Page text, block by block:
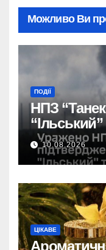
Можливо Ви
ПОДІЇ
НПЗ
завдали
10.08.2026
ЦІКАВЕ